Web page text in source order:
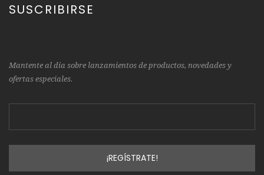
SUSCRIBIRSE
Mantente al día sobre lanzamientos de productos, novedades y
ofertas especiales.
¡REGÍSTRATE!